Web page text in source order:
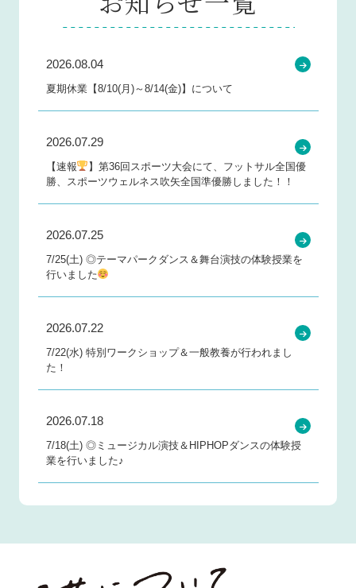
2026.08.04
夏期休業【8/10(月)～8/14(金)】について
2026.07.29
【速報
】第36回スポーツ大会にて、フットサル全国優
勝、スポーツウェルネス吹矢全国準優勝しました！！
2026.07.25
7/25(土) ◎テーマパークダンス＆舞台演技の体験授業を
行いました
2026.07.22
7/22(水) 特別ワークショップ＆一般教養が行われまし
た！
2026.07.18
7/18(土) ◎ミュージカル演技＆HIPHOPダンスの体験授
業を行いました♪